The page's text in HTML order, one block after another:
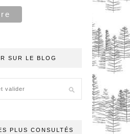
SUR LE BLOG
PLUS CONSULTÉS